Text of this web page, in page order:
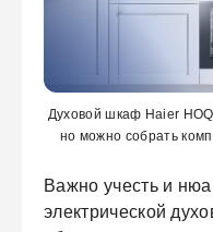
Духовой шкаф Haier
но можно собрать
Важно учесть и
электрической